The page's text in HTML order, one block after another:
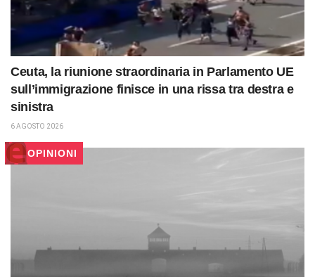
Ceuta, la riunione straordinaria in Parlamento UE
sull’immigrazione finisce in una rissa tra destra e
sinistra
6 AGOSTO 2026
OPINIONI